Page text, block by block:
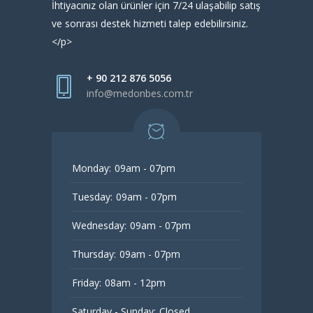
İhtiyacınız olan ürünler için 7/24 ulaşabilip satış
ve sonrası destek hizmeti talep edebilirsiniz.
</p>
+ 90 212 876 5056
info@medonbes.com.tr
Monday: 09am - 07pm
Tuesday: 09am - 07pm
Wednesday: 09am - 07pm
Thursday: 09am - 07pm
Friday: 08am - 12pm